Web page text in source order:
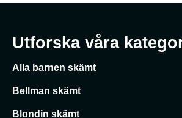
Utforska våra
Alla barnen skämt
Bellman skämt
Blondin skämt